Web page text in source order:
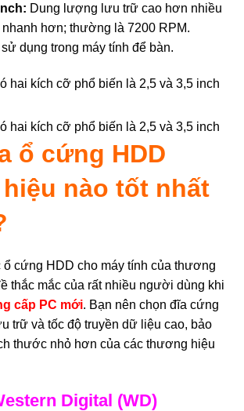
Dung lượng lưu trữ cao hơn nhiều
nhanh hơn; thường là 7200 RPM.
dụng trong máy tính để bàn.
hai kích cỡ phổ biến là 2,5 và 3,5 inch
ổ cứng HDD
nào tốt nhất
ổ cứng HDD cho máy tính của thương
thắc mắc của rất nhiều người dùng khi
cấp PC mới. Bạn nên chọn đĩa cứng
trữ và tốc độ truyền dữ liệu cao, bảo
thước nhỏ hơn của các thương hiệu
Digital (WD)